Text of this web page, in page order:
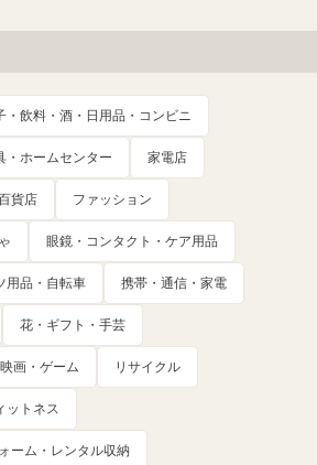
・飲料・酒・日用品・コンビニ
・ホームセンター 家電店
貨店 ファッション
眼鏡・コンタクト・ケア用品
用品・自転車 携帯・通信・家電
花・ギフト・手芸
画・ゲーム リサイクル
ットネス
ーム・レンタル収納